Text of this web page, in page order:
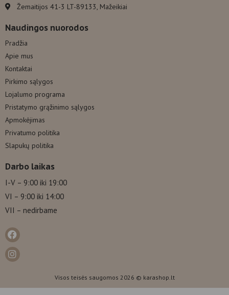
Žemaitijos 41-3 LT-89133, Mažeikiai
Naudingos nuorodos
Pradžia
Apie mus
Kontaktai
Pirkimo sąlygos
Lojalumo programa
Pristatymo grąžinimo sąlygos
Apmokėjimas
Privatumo politika
Slapukų politika
Darbo laikas
I-V – 9:00 iki 19:00
VI – 9:00 iki 14:00
VII – nedirbame
Visos teisės saugomos 2026 © karashop.lt